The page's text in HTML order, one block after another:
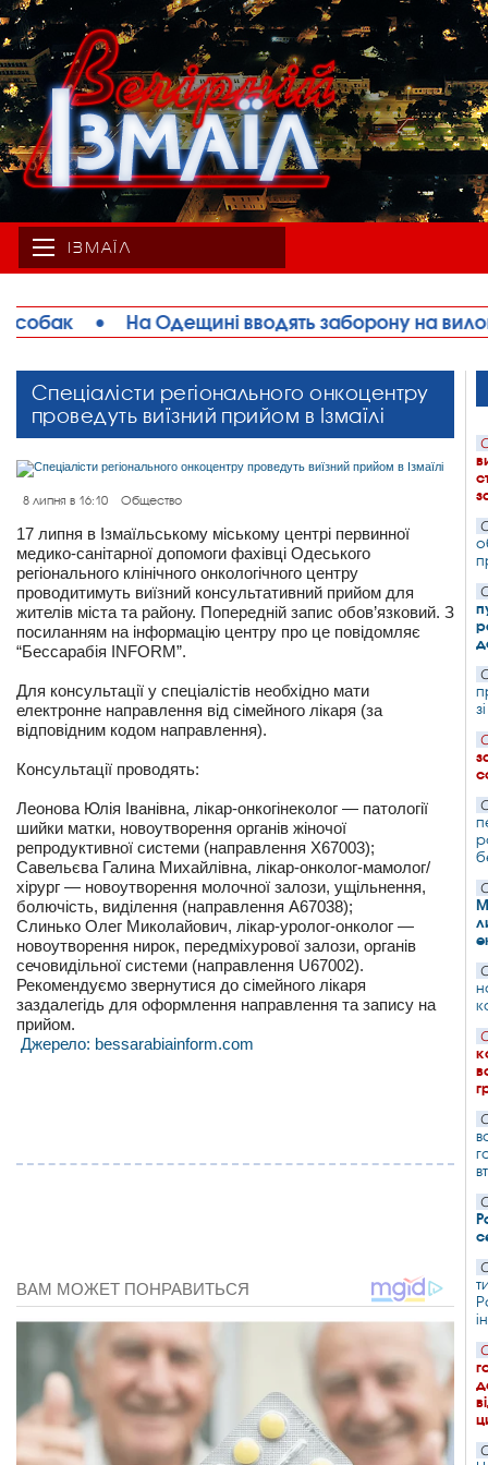
ІЗМАЇЛ
заборону на вилов раків • Шановні
Спеціалісти регіонального онкоцентру
проведуть виїзний прийом в Ізмаїлі
8 липня в 16:10 Общество
17 липня в Ізмаїльському міському центрі первинної
медико-санітарної допомоги фахівці Одеського
регіонального клінічного онкологічного центру
проводитимуть виїзний консультативний прийом для
жителів міста та району. Попередній запис обов’язковий. З
посиланням на інформацію центру про це повідомляє
“Бессарабія INFORM”.
Для консультації у спеціалістів необхідно мати
електронне направлення від сімейного лікаря (за
відповідним кодом направлення).
Консультації проводять:
Леонова Юлія Іванівна, лікар-онкогінеколог — патології
шийки матки, новоутворення органів жіночої
репродуктивної системи (направлення Х67003);
Савельєва Галина Михайлівна, лікар-онколог-мамолог/
хірург — новоутворення молочної залози, ущільнення,
болючість, виділення (направлення А67038);
Слинько Олег Миколайович, лікар-уролог-онколог —
новоутворення нирок, передміхурової залози, органів
сечовидільної системи (направлення U67002).
Рекомендуємо звернутися до сімейного лікаря
заздалегідь для оформлення направлення та запису на
прийом.
Джерело: bessarabiainform.com